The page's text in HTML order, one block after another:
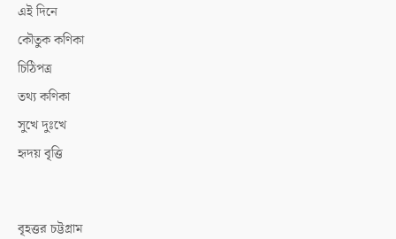
এই দিনে
কৌতুক কণিকা
চিঠিপত্র
তথ্য কণিকা
সুখে দুঃখে
হৃদয় বৃত্তি
বৃহত্তর চট্টগ্রাম